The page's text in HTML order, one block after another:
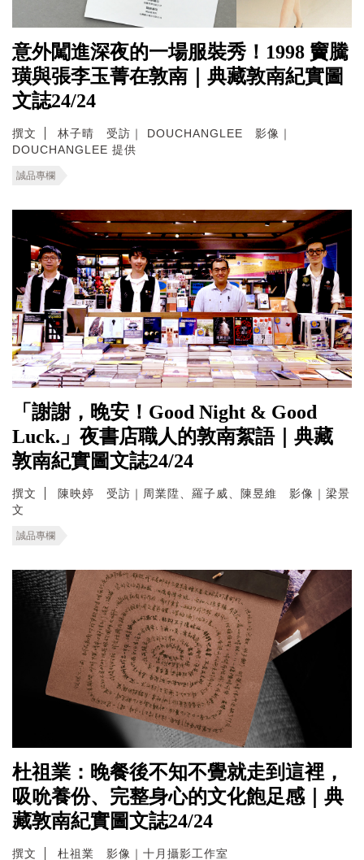
意外闖進深夜的一場服裝秀！1998 竇騰
璜與張李玉菁在敦南｜典藏敦南紀實圖
文誌24/24
撰文
林子晴 受訪｜ DOUCHANGLEE 影像｜
DOUCHANGLEE 提供
誠品專欄
「謝謝，晚安！Good Night & Good
Luck.」夜書店職人的敦南絮語｜典藏
敦南紀實圖文誌24/24
撰文
陳映婷 受訪｜周業陞、羅子威、陳昱維 影像｜梁景
文
誠品專欄
杜祖業：晚餐後不知不覺就走到這裡，
吸吮養份、完整身心的文化飽足感｜典
藏敦南紀實圖文誌24/24
撰文 杜祖業 影像｜十月攝影工作室